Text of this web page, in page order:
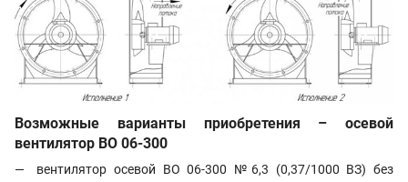
Возможные варианты приобретения – осевой
вентилятор ВО 06-300
вентилятор осевой ВО 06-300 №6,3 (0,37/1000 ВЗ) без